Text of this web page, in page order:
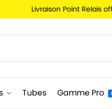
Livraison Point Relais
Tubes Gamme Pro